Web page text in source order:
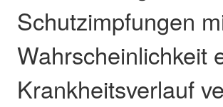
Schutzimpfungen
Wahrscheinlichkeit
Krankheitsverlauf